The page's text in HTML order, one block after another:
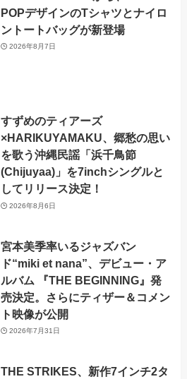
POPデザインのTシャツとナイロ
ントートバッグが新登場
2026年8月7日
すずめのティアーズ
×HARIKUYAMAKU、郷愁の思い
を歌う沖縄民謡「浜千鳥節
(Chijuyaa)」を7inchシングルと
してリリース決定！
2026年8月6日
宮本美季率いるジャズバン
ド“miki et nana”、デビュー・ア
ルバム 『THE BEGINNING』発
売決定。さらにティザー＆コメン
ト映像が公開
2026年7月31日
THE STRIKES、新作7インチ2タ